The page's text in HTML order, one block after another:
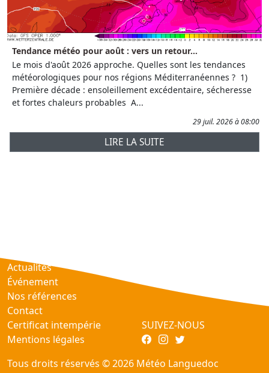
Tendance météo pour août : vers un retour...
Le mois d'août 2026 approche. Quelles sont les tendances
météorologiques pour nos régions Méditerranéennes ? 1)
Première décade : ensoleillement excédentaire, sécheresse
et fortes chaleurs probables A...
29 juil. 2026 à 08:00
LIRE LA SUITE
Actualités
Événement
Nos références
Contact
Certificat intempérie
Mentions légales
SUIVEZ-NOUS
Tous droits réservés © 2026 Météo Languedoc